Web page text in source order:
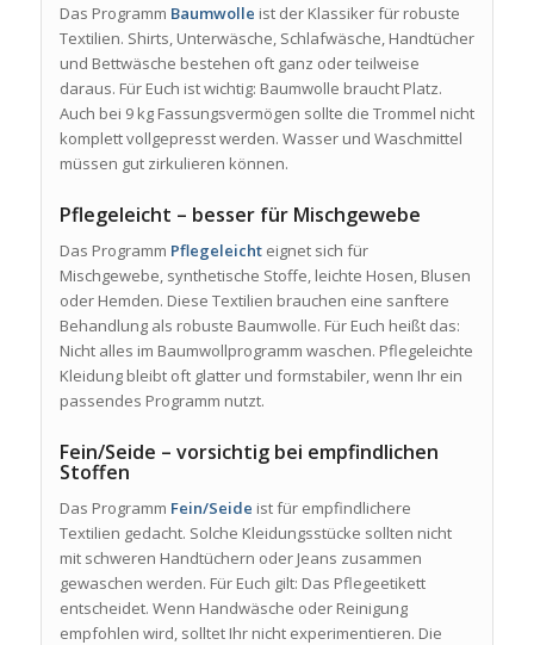
Das Programm Baumwolle ist der Klassiker für robuste
Textilien. Shirts, Unterwäsche, Schlafwäsche, Handtücher
und Bettwäsche bestehen oft ganz oder teilweise
daraus. Für Euch ist wichtig: Baumwolle braucht Platz.
Auch bei 9 kg Fassungsvermögen sollte die Trommel nicht
komplett vollgepresst werden. Wasser und Waschmittel
müssen gut zirkulieren können.
Pflegeleicht – besser für Mischgewebe
Das Programm Pflegeleichteignet sich für
Mischgewebe, synthetische Stoffe, leichte Hosen, Blusen
oder Hemden. Diese Textilien brauchen eine sanftere
Behandlung als robuste Baumwolle. Für Euch heißt das:
Nicht alles im Baumwollprogramm waschen. Pflegeleichte
Kleidung bleibt oft glatter und formstabiler, wenn Ihr ein
passendes Programm nutzt.
Fein/Seide – vorsichtig bei empfindlichen
Stoffen
Das Programm Fein/Seide ist für empfindlichere
Textilien gedacht. Solche Kleidungsstücke sollten nicht
mit schweren Handtüchern oder Jeans zusammen
gewaschen werden. Für Euch gilt: Das Pflegeetikett
entscheidet. Wenn Handwäsche oder Reinigung
empfohlen wird, solltet Ihr nicht experimentieren. Die